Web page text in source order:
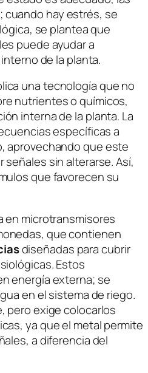
cuando hay estrés, se
se plantea que
puede ayudar a
de la planta.
una tecnología que no
nutrientes o químicos,
interna de la planta. La
específicas a
aprovechando que este
sin alterarse. Así,
que favorecen su
en microtransmisores
que contienen
diseñadas para cubrir
Estos
energía externa; se
en el sistema de riego.
pero exige colocarlos
ya que el metal permite
a diferencia del